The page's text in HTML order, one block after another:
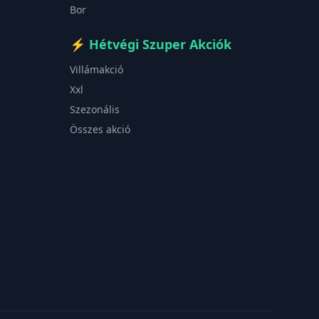
Bor
⚡ Hétvégi Szuper Akciók
Villámakció
Xxl
Szezonális
Összes akció